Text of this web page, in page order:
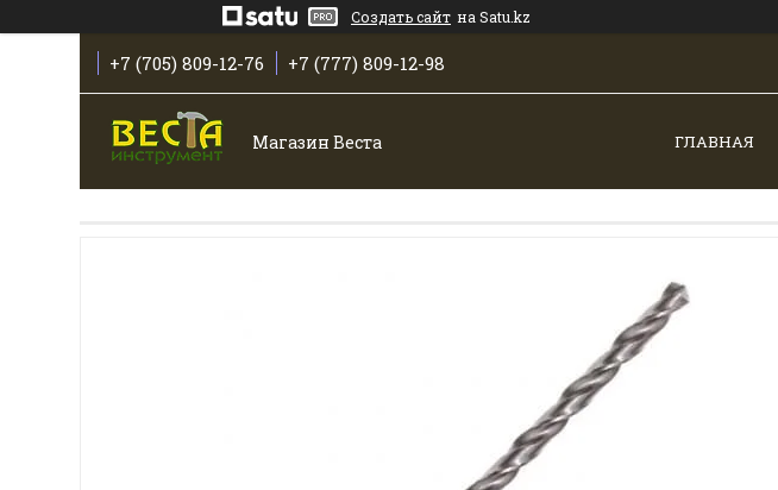
Создать сайт на Satu.kz
+7 (705) 809-12-76 +7 (777) 809-12-98
Магазин Веста ГЛАВНАЯ